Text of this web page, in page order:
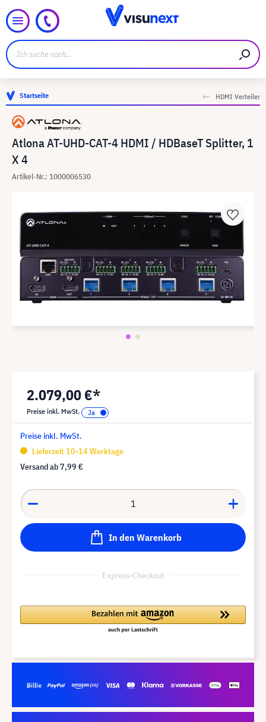
Startseite HDMI Verteiler
Atlona AT-UHD-CAT-4 HDMI / HDBaseT Splitter, 1
X 4
Artikel-Nr.: 1000006530
2.079,00 €*
Preise inkl. MwSt.
Preise inkl. MwSt.
Lieferzeit 10-14 Werktage
Versand ab7,99 €
In den Warenkorb
Express-Checkout